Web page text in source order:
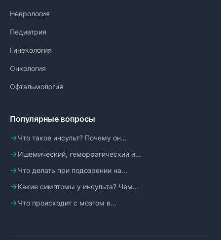
Неврология
Педиатрия
Гинекология
Онкология
Офтальмология
Популярные вопросы
Что такое инсульт? Почему он...
Ишемический, геморрагический и...
Что делать при подозрении на...
Какие симптомы у инсульта? Чем...
Что происходит с мозгом в...